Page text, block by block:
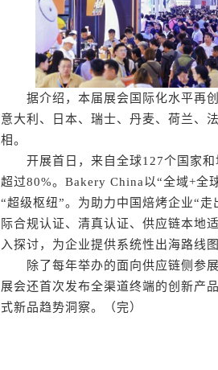
据介绍，本届展会国际化水平再创
意大利、日本、瑞士、丹麦、荷兰、
相。
开展首日，来自全球127个国家和
超过80%。Bakery China以“全域+全
“超级枢纽”。为助力中国焙烤企业“
际合规认证、清真认证、供应链本地
入探讨，为企业提供系统性出海路线图
除了每年举办的面向供应链侧参展
展会还首次发布全渠道终端的创新产
式新品趋势洞察。（完）